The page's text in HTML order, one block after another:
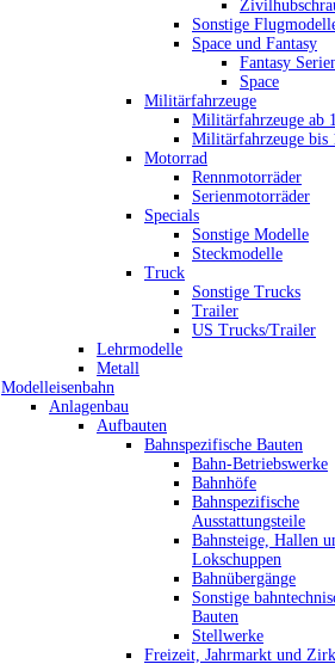
Sonstige
Space und Fantasy
Fantasy
Space
Militärfahrzeuge
Militärfahrzeuge ab
Militärfahrzeuge bis
Motorrad
Rennmotorräder
Serienmotorräder
Specials
Sonstige Modelle
Steckmodelle
Truck
Sonstige Trucks
Trailer
US Trucks/Trailer
Lehrmodelle
Metall
Modelleisenbahn
Anlagenbau
Aufbauten
Bahnspezifische Bauten
Bahn-Betriebswerke
Bahnhöfe
Bahnspezifische
Ausstattungsteile
Bahnsteige, Hallen
Lokschuppen
Bahnübergänge
Sonstige
Bauten
Stellwerke
Freizeit, Jahrmarkt und